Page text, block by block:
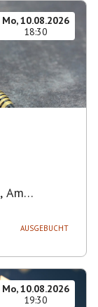
Mo, 10.08.2026
18:30
, Am
AUSGEBUCHT
Mo, 10.08.2026
19:30